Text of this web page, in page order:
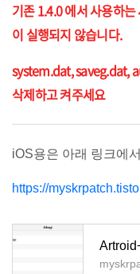
기존 1.4.0 에서 사용하
이 실행되지 않습니다.
system.dat, saveg.dat,
삭제하고 켜주세요
iOS용은 아래 링크에
https://